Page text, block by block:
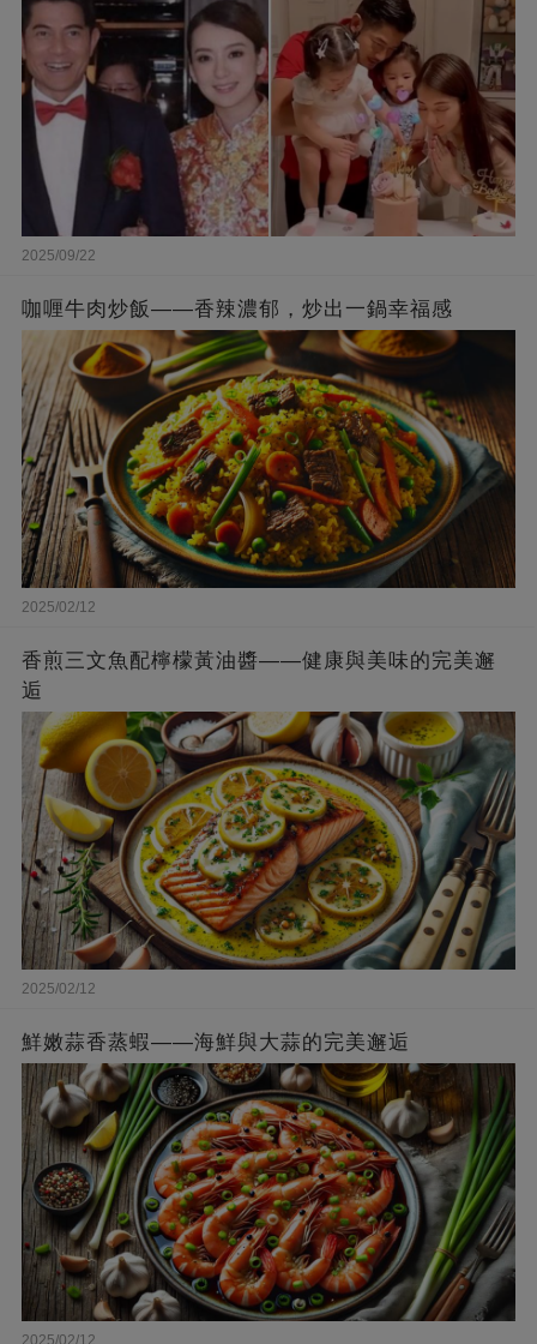
2025/09/22
咖喱牛肉炒飯——香辣濃郁，炒出一鍋幸福感
2025/02/12
香煎三文魚配檸檬黃油醬——健康與美味的完美邂
逅
2025/02/12
鮮嫩蒜香蒸蝦——海鮮與大蒜的完美邂逅
2025/02/12